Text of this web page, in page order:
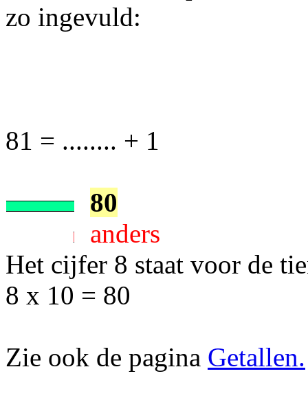
zo ingevuld:
81 = ........ + 1
80
anders
Het cijfer 8 staat voor de
8 x 10 = 80
Zie ook de pagina Getallen.